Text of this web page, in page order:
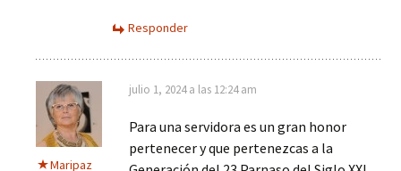
Responder
Maripaz
julio 1, 2024 a las 12:24 am
Para una servidora es un gran honor
pertenecer y que pertenezcas a la